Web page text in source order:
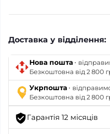
Доставка у відділення:
Нова пошта ·
Безкоштовна від 2 800
Укрпошта ·
Безкоштовна від 2 800
Гарантія 12 місяців